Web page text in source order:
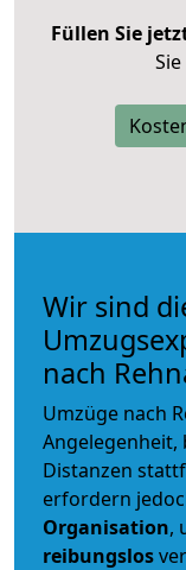
Füllen Sie
Wir sind
nach
Umzüge nach
Angelegenheit,
Distanzen
erfordern
Organisation,
reibungslos